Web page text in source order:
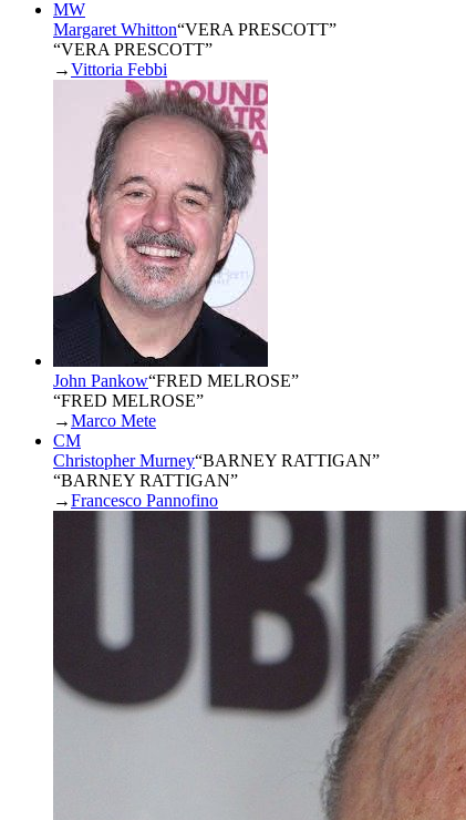
MW
Margaret Whitton“VERA PRESCOTT”
“VERA PRESCOTT”
→Vittoria Febbi
John Pankow“FRED MELROSE”
“FRED MELROSE”
→Marco Mete
CM
Christopher Murney“BARNEY RATTIGAN”
“BARNEY RATTIGAN”
→Francesco Pannofino